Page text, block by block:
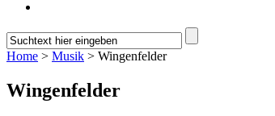
Home > Musik > Wingenfelder
Wingenfelder